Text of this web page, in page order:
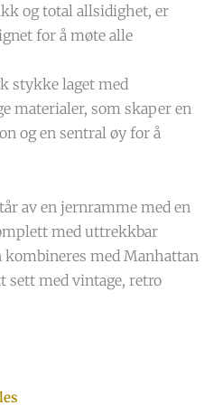
og total allsidighet, er
for å møte alle
stykke laget med
materialer, som skaper en
og en sentral øy for å
av en jernramme med en
med uttrekkbar
kombineres med Manhattan
sett med vintage, retro